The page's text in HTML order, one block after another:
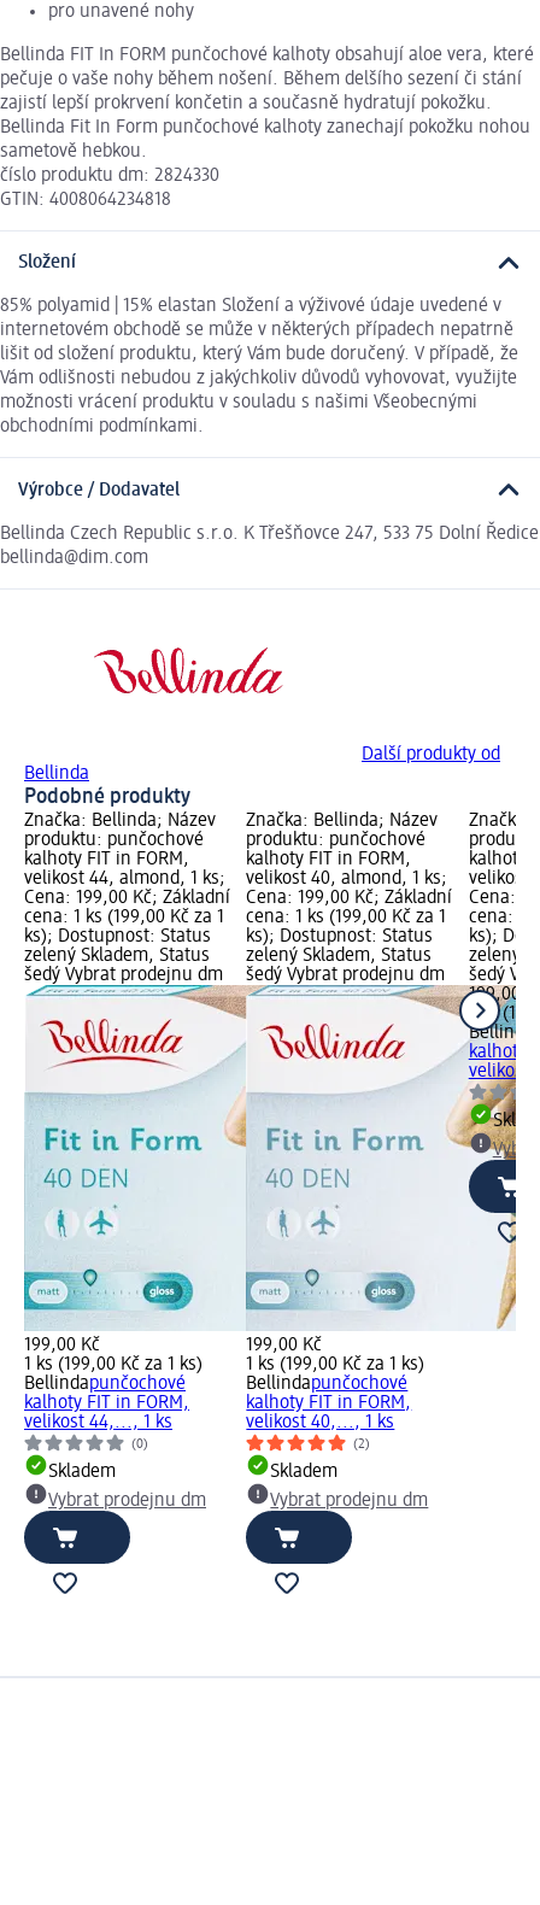
pro unavené nohy
Bellinda FIT In FORM punčochové kalhoty obsahují aloe vera, které
pečuje o vaše nohy během nošení. Během delšího sezení či stání
zajistí lepší prokrvení končetin a současně hydratují pokožku.
Bellinda Fit In Form punčochové kalhoty zanechají pokožku nohou
sametově hebkou.
číslo produktu dm: 2824330
GTIN: 4008064234818
Složení
85% polyamid | 15% elastan Složení a výživové údaje uvedené v
internetovém obchodě se může v některých případech nepatrně
lišit od složení produktu, který Vám bude doručený. V případě, že
Vám odlišnosti nebudou z jakýchkoliv důvodů vyhovovat, využijte
možnosti vrácení produktu v souladu s našimi Všeobecnými
obchodními podmínkami.
Výrobce / Dodavatel
Bellinda Czech Republic s.r.o. K Třešňovce 247, 533 75 Dolní Ředice
bellinda@dim.com
Další produkty od
Bellinda
Podobné produkty
Značka: Bellinda; Název
produktu: punčochové
kalhoty FIT in FORM,
velikost 44, almond, 1 ks;
Cena: 199,00 Kč; Základní
cena: 1 ks (199,00 Kč za 1
ks); Dostupnost: Status
zelený Skladem, Status
šedý Vybrat prodejnu dm
199,00 Kč
1 ks (199,00 Kč za 1 ks)
Bellindapunčochové
kalhoty FIT in FORM,
velikost 44,..., 1 ks
(0)
Skladem
Vybrat prodejnu dm
Značka: Bellinda; Název
produktu: punčochové
kalhoty FIT in FORM,
velikost 40, almond, 1 ks;
Cena: 199,00 Kč; Základní
cena: 1 ks (199,00 Kč za 1
ks); Dostupnost: Status
zelený Skladem, Status
šedý Vybrat prodejnu dm
199,00 Kč
1 ks (199,00 Kč za 1 ks)
Bellindapunčochové
kalhoty FIT in FORM,
velikost 40,..., 1 ks
(2)
Skladem
Vybrat prodejnu dm
Značka:
kalhoty
velikost
Cena:
cena: 1
ks);
zelený
šedý
199,00
1 ks
Bellinda
kalhoty
velikost